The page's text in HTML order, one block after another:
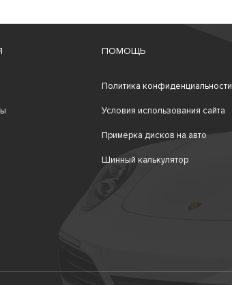
ПОМОЩЬ
Политика конфиденциальности
Условия использования сайта
Примерка дисков на авто
Шинный калькулятор